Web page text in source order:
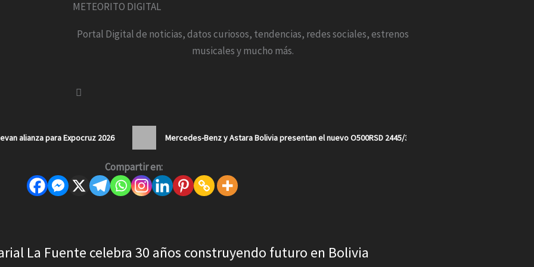
METEORITO DIGITAL
Portal Digital de noticias, datos curiosos, tendencias, redes sociales, estrenos
musicales y mucho más.
alianza para Expocruz 2026 Mercedes-Benz y Astara Bolivia presentan el nuevo O500RSD 2445/30 en un año récord para la marca
Compartir en:
La Fuente celebra 30 años construyendo futuro en Bolivia